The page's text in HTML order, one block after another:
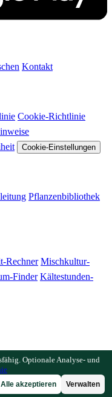
Kontakt
Cookie-Richtlinie
Cookie-Einstellungen
Pflanzenbibliothek
Rechner Mischkultur-
Finder Kältestunden-
Optionale Analyse- und
Alle akzeptieren Verwalten